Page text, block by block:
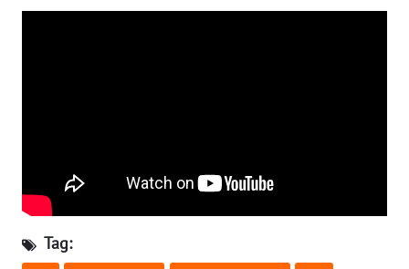
Tag:
KALBAR
WN
KALTENG